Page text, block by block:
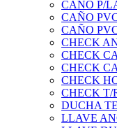
CAÑO P/
CAÑO
CAÑO
CHECK
CHECK
CHECK
CHECK
CHECK T/
DUCHA
LLAVE